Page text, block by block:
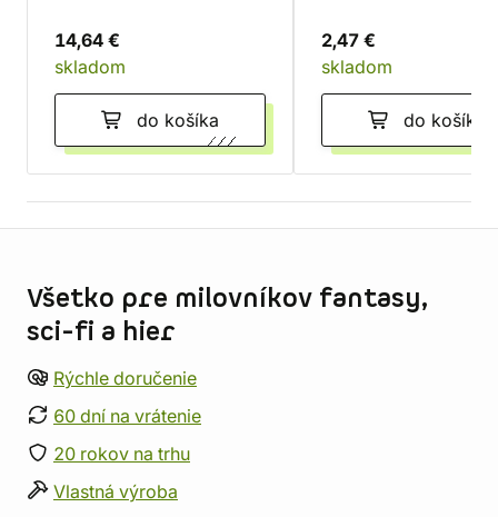
14,64 €
skladom
do košíka
2,47 €
skladom
do košíka
Všetko pre milovníkov fantasy,
sci-fi a hier
Rýchle doručenie
60 dní na vrátenie
20 rokov na trhu
Vlastná výroba